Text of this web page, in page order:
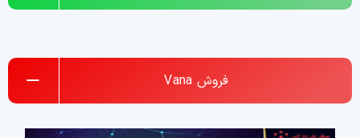
فروش Vana